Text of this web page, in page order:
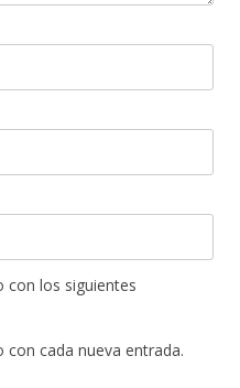
con los siguientes
con cada nueva entrada.